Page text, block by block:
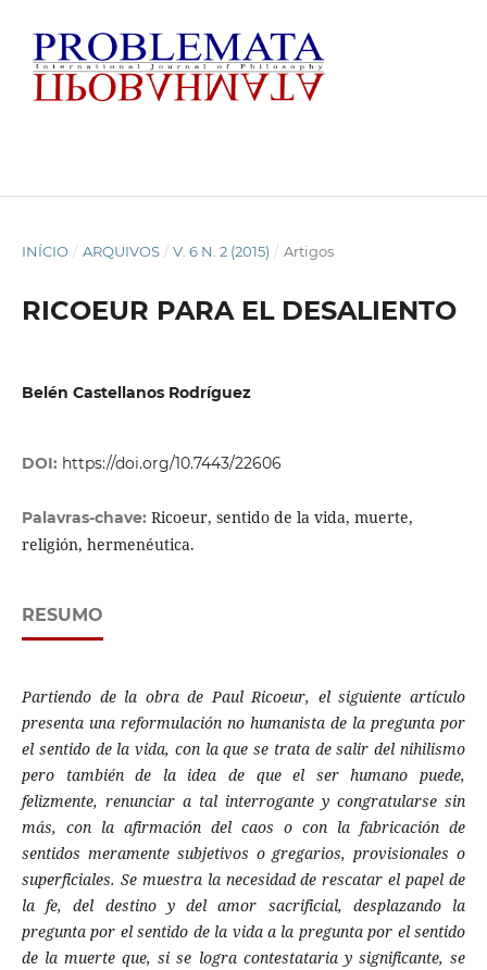
INÍCIO / ARQUIVOS / V. 6 N. 2 (2015) / Artigos
RICOEUR PARA EL DESALIENTO
Belén Castellanos Rodríguez
DOI: https://doi.org/10.7443/22606
Palavras-chave: Ricoeur, sentido de la vida, muerte,
religión, hermenéutica.
RESUMO
Partiendo de la obra de Paul Ricoeur, el siguiente artículo
presenta una reformulación no humanista de la pregunta por
el sentido de la vida, con la que se trata de salir del nihilismo
pero también de la idea de que el ser humano puede,
felizmente, renunciar a tal interrogante y congratularse sin
más, con la afirmación del caos o con la fabricación de
sentidos meramente subjetivos o gregarios, provisionales o
superficiales. Se muestra la necesidad de rescatar el papel de
la fe, del destino y del amor sacrificial, desplazando la
pregunta por el sentido de la vida a la pregunta por el sentido
de la muerte que, si se logra contestataria y significante, se